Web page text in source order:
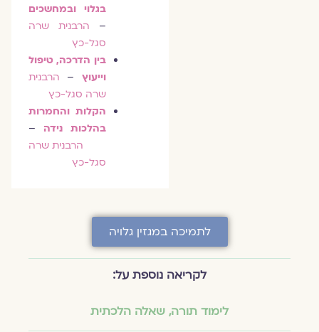
בגלוי ובמחשכים
–
הרבנית שרה
סגל-כץ
בין הדרכה, טיפול
וייעוץ– הרבנית
שרה סגל-כץ
הקלות והחמרות
בהלכות נידה–
הרבנית שרה
סגל-כץ
לתמיכה במגזין גלויה
לקריאה נוספת על:
לימוד תורה,שאלה הלכתית